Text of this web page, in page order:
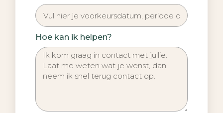
Hoe kan ik helpen?